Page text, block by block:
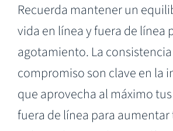
Recuerda mantener un
vida en línea y fuera de línea
agotamiento. La
compromiso son clave en la
que aprovecha al máximo
fuera de línea para aumentar